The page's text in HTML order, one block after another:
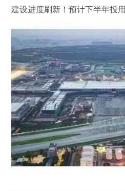
建设进度刷新！预计下半年投用